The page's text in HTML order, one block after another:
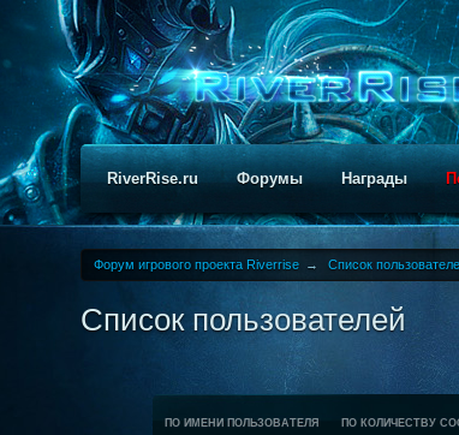
RiverRise.ru Форумы Награды
Форум игрового проекта Riverrise → Список
Список пользователей
ПО ИМЕНИ ПОЛЬЗОВАТЕЛЯ ПО КОЛИЧЕСТВУ